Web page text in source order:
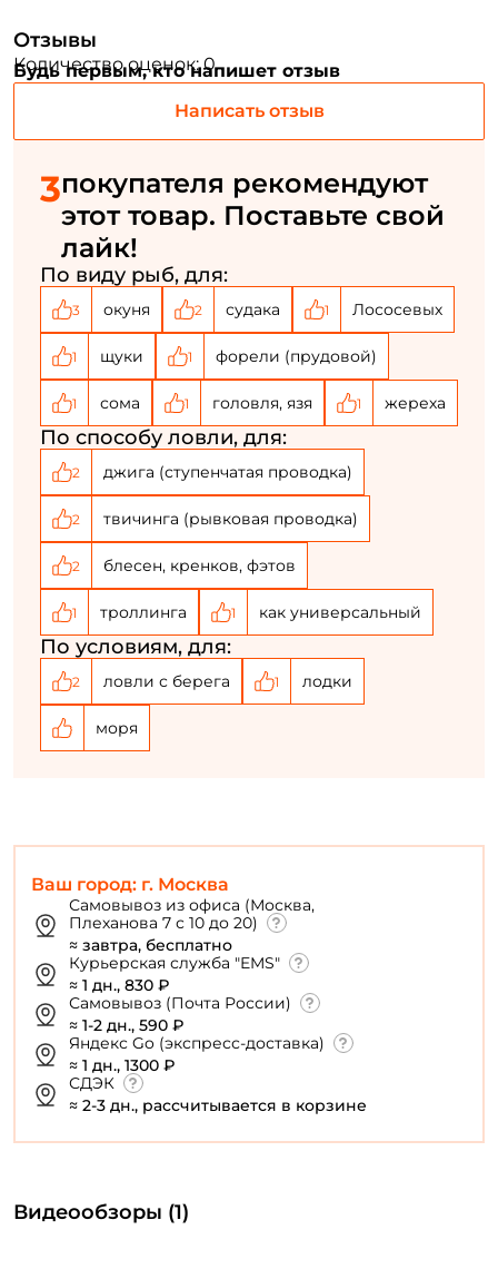
Ваш город: г. Москва
Самовывоз из офиса (Москва,
Плеханова 7 с 10 до 20)
≈ завтра, бесплатно
Курьерская служба "EMS"
≈ 1 дн., 830 ₽
Самовывоз (Почта России)
≈ 1-2 дн., 590 ₽
Яндекс Go (экспресс-доставка)
≈ 1 дн., 1300 ₽
СДЭК
≈ 2-3 дн., рассчитывается в корзине
Отзывы
Количество оценок: 0
Будь первым, кто напишет отзыв
Написать отзыв
3покупателя рекомендуют
этот товар. Поставьте свой
лайк!
По виду рыб, для:
3 окуня 2 судака 1 Лососевых
1 щуки 1 форели (прудовой)
1 сома 1 головля, язя 1 жереха
По способу ловли, для:
2 джига (ступенчатая проводка)
2 твичинга (рывковая проводка)
2 блесен, кренков, фэтов
1 троллинга 1 как универсальный
По условиям, для:
2 ловли с берега 1 лодки
моря
Видеообзоры (1)
Номер телефона: *
Придумайте пароль: *
Повторите пароль: *
Заполняя данную форму вы соглашаетесь на обработку
персональных данных
Создать аккаунт
У меня уже есть аккаунт